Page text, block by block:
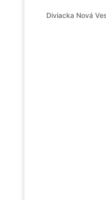
Diviacka Nová